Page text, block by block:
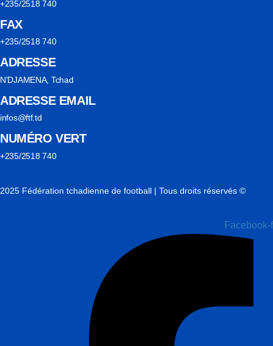
+235/2518 740
FAX
+235/2518 740
ADRESSE
N'DJAMENA, Tchad
ADRESSE EMAIL
infos@ftf.td
NUMÉRO VERT
+235/2518 740
2025 Fédération tchadienne de football | Tous droits réservés ©
Facebook-f